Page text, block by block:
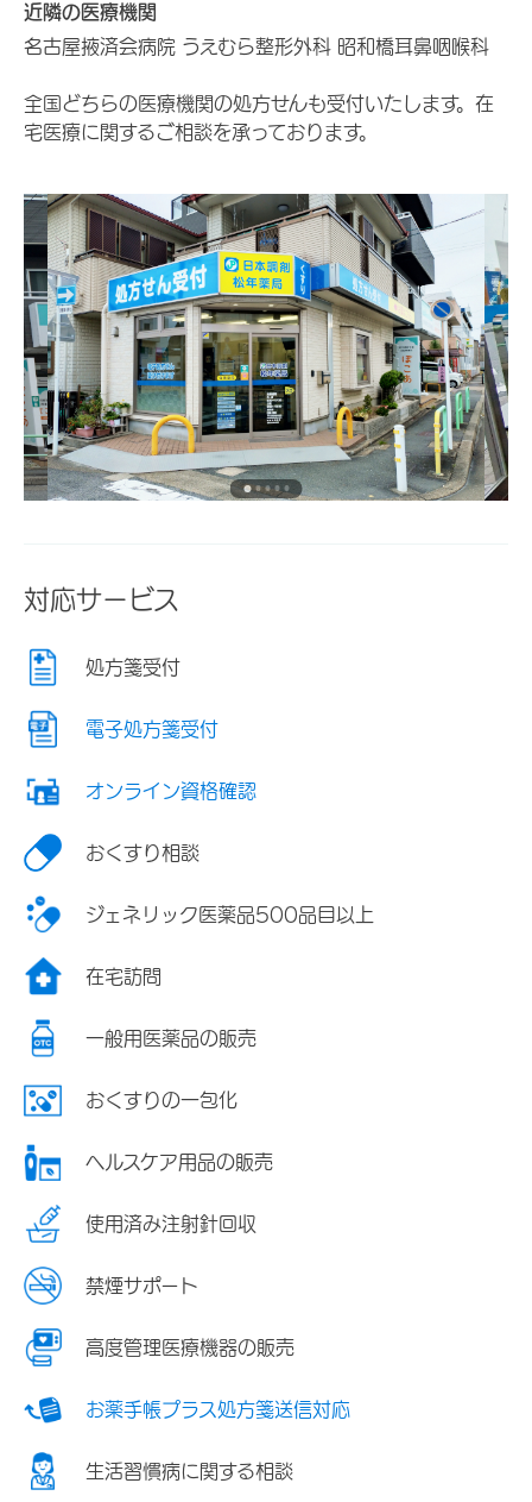
近隣の医療機関
名古屋掖済会病院 うえむら整形外科 昭和橋耳鼻咽喉科
全国どちらの医療機関の処方せんも受付いたします。在
宅医療に関するご相談を承っております。
対応サービス
処方箋受付
電子処方箋受付
オンライン資格確認
おくすり相談
ジェネリック医薬品500品目以上
在宅訪問
一般用医薬品の販売
おくすりの一包化
ヘルスケア用品の販売
使用済み注射針回収
禁煙サポート
高度管理医療機器の販売
お薬手帳プラス処方箋送信対応
生活習慣病に関する相談